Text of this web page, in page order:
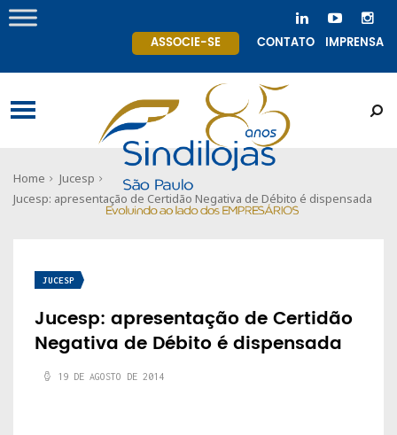
ASSOCIE-SE CONTATO IMPRENSA
Home
Jucesp
Jucesp: apresentação de Certidão Negativa de Débito é dispensada
JUCESP
Jucesp: apresentação de Certidão
Negativa de Débito é dispensada
19 DE AGOSTO DE 2014